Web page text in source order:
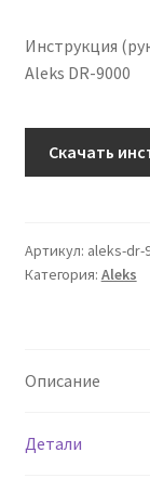
Инструкция
Aleks DR-9000
Aleks
DR-
языке
Скачать
Артикул: aleks-dr-
Категория: Aleks
Описание
Детали